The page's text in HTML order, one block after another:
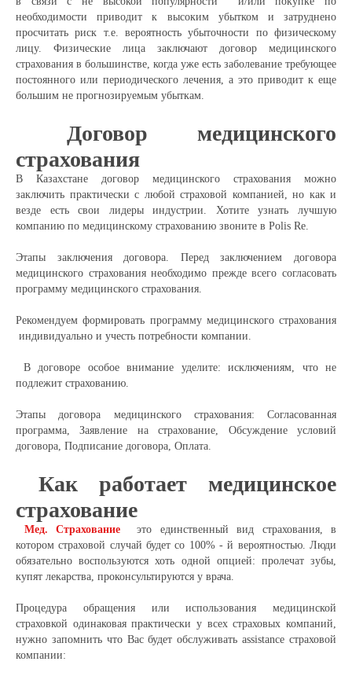
необходимости приводит к высоким убытком и затруднено
просчитать риск т.е. вероятность убыточности по физическому
лицу. Физические лица заключают договор медицинского
страхования в большинстве, когда уже есть заболевание требующее
постоянного или периодического лечения, а это приводит к еще
большим не прогнозируемым убыткам.
Договор медицинского
страхования
В Казахстане договор медицинского страхования можно
заключить практически с любой страховой компанией, но как и
везде есть свои лидеры индустрии. Хотите узнать лучшую
компанию по медицинскому страхованию звоните в Polis Re.
Этапы заключения договора. Перед заключением договора
медицинского страхования необходимо прежде всего согласовать
программу медицинского страхования.
Рекомендуем формировать программу медицинского страхования
индивидуально и учесть потребности компании.
В договоре особое внимание уделите: исключениям, что не
подлежит страхованию.
Этапы договора медицинского страхования: Согласованная
программа, Заявление на страхование, Обсуждение условий
договора, Подписание договора, Оплата.
Как работает медицинское
страхование
Мед. Страхование
это единственный вид страхования, в
котором страховой случай будет со 100% - й вероятностью. Люди
обязательно воспользуются хоть одной опцией: пролечат зубы,
купят лекарства, проконсультируются у врача.
Процедура обращения или использования медицинской
страховкой одинаковая практически у всех страховых компаний,
нужно запомнить что Вас будет обслуживать assistance страховой
компании: